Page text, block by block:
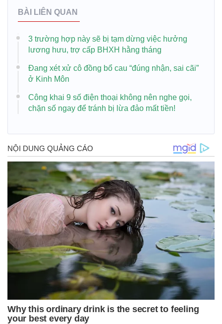
BÀI LIÊN QUAN
3 trường hợp này sẽ bị tạm dừng việc hưởng
lương hưu, trợ cấp BHXH hằng tháng
Đang xét xử cô đồng bổ cau “đúng nhận, sai cãi”
ở Kinh Môn
Công khai 9 số điện thoại không nên nghe gọi,
chặn số ngay để tránh bị lừa đảo mất tiền!